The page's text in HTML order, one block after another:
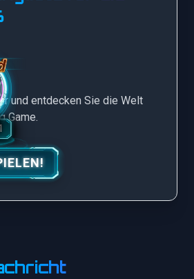
und entdecken Sie die Welt
Game.